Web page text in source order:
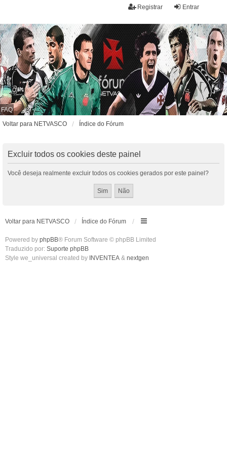
Entrar
Registrar
FAQ
Voltar para NETVASCO
Índice do Fórum
Excluir todos os cookies deste painel
Você deseja realmente excluir todos os cookies gerados por este painel?
Voltar para NETVASCO Índice do Fórum
Powered by phpBB® Forum Software © phpBB Limited
Traduzido por: Suporte phpBB
Style we_universal created by INVENTEA & nextgen